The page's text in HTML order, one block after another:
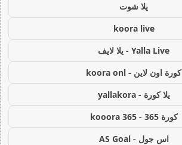
يلا شوت
koora live
Yalla Live - يلا لايف
كورة اون لاين - koora onl
يلا كورة - yallakora
كورة 365 - kooora 365
اس جول - AS Goal